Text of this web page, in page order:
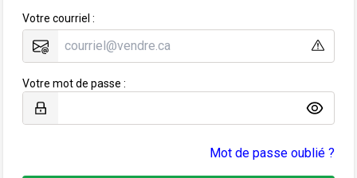
Votre courriel :
Votre mot de passe :
Mot de passe oublié ?